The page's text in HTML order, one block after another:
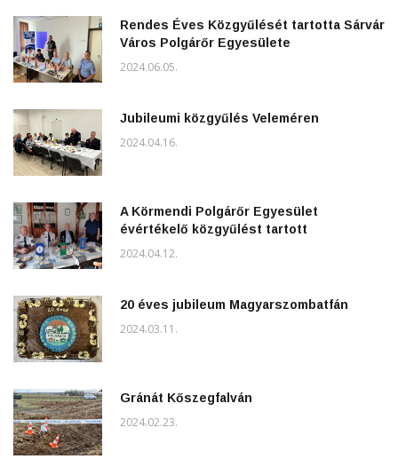
Rendes Éves Közgyűlését tartotta Sárvár
Város Polgárőr Egyesülete
2024.06.05.
Jubileumi közgyűlés Veleméren
2024.04.16.
A Körmendi Polgárőr Egyesület
évértékelő közgyűlést tartott
2024.04.12.
20 éves jubileum Magyarszombatfán
2024.03.11.
Gránát Kőszegfalván
2024.02.23.